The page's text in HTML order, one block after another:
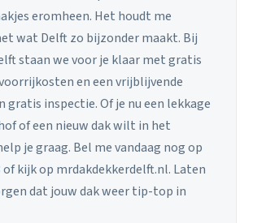
eromheen. Het houdt me
wat Delft zo bijzonder maakt. Bij
staan we voor je klaar met gratis
en een vrijblijvende
gratis inspectie. Of je nu een lekkage
of een nieuw dak wilt in het
je graag. Bel me vandaag nog op
of kijk op mrdakdekkerdelft.nl. Laten
dat jouw dak weer tip-top in